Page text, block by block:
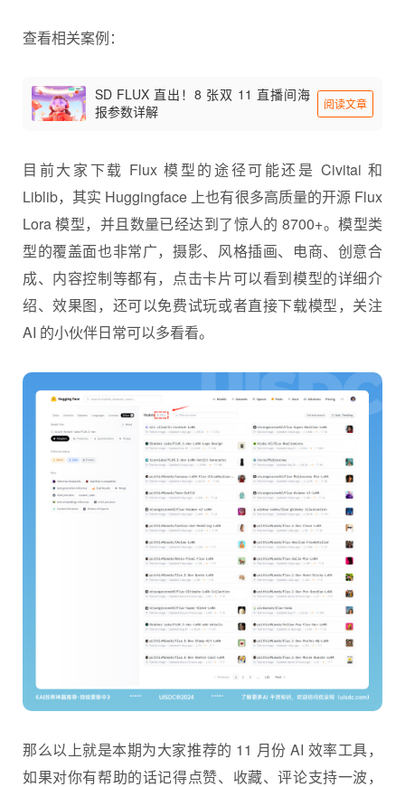
查看相关案例：
SD FLUX 直出！8 张双 11 直播间海
报参数详解
阅读文章
目前大家下载 Flux 模型的途径可能还是 Civitai 和
Liblib，其实 Huggingface 上也有很多高质量的开源 Flux
Lora 模型，并且数量已经达到了惊人的 8700+。模型类
型的覆盖面也非常广，摄影、风格插画、电商、创意合
成、内容控制等都有，点击卡片可以看到模型的详细介
绍、效果图，还可以免费试玩或者直接下载模型，关注
AI 的小伙伴日常可以多看看。
那么以上就是本期为大家推荐的 11 月份 AI 效率工具，
如果对你有帮助的话记得点赞、收藏、评论支持一波，